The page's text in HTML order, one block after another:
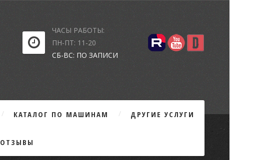
ЧАСЫ РАБОТЫ:
ПН-ПТ: 11-20
СБ-ВС: ПО ЗАПИСИ
КАТАЛОГ ПО МАШИНАМ ДРУГИЕ УСЛУГИ
ОТЗЫВЫ